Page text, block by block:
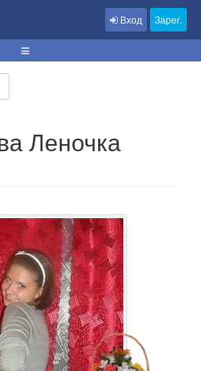
Вход Зарег.
Леночка